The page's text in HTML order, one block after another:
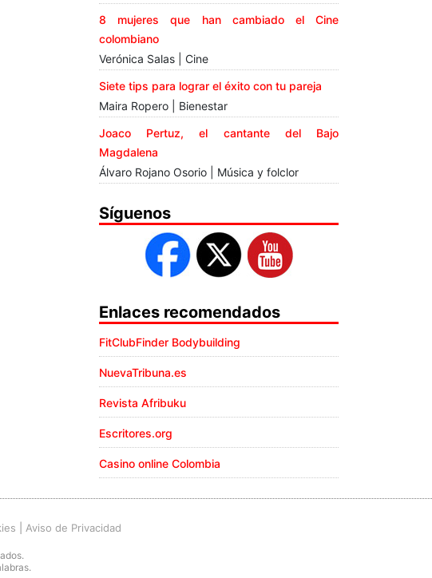
8 mujeres que han cambiado el Cine
colombiano
Verónica Salas | Cine
Siete tips para lograr el éxito con tu pareja
Maira Ropero | Bienestar
Joaco Pertuz, el cantante del Bajo
Magdalena
Álvaro Rojano Osorio | Música y folclor
Síguenos
Enlaces recomendados
FitClubFinder Bodybuilding
NuevaTribuna.es
Revista Afribuku
Escritores.org
Casino online Colombia
Aviso de Privacidad